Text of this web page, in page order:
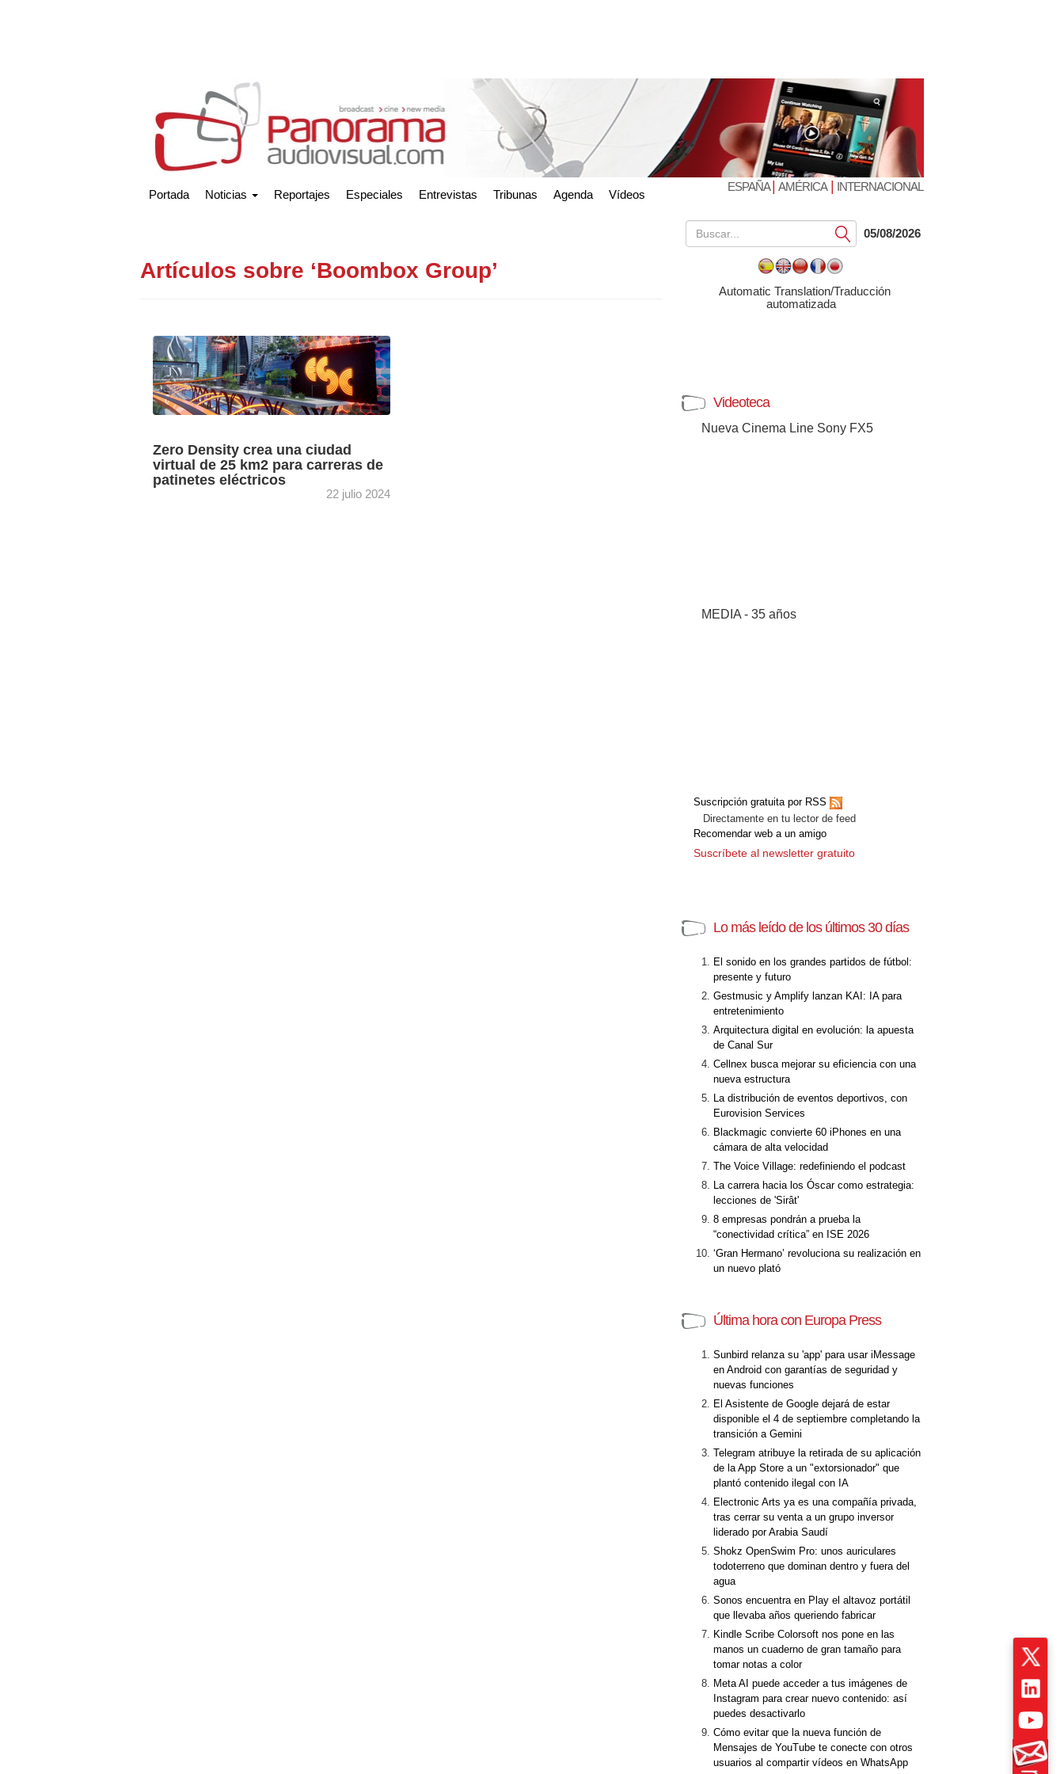
Portada Noticias Reportajes Especiales Entrevistas Tribunas Agenda Vídeos
ESPAÑA| AMÉRICA| INTERNACIONAL
Artículos sobre ‘Boombox Group’
Zero Density crea una ciudad
virtual de 25 km2 para carreras de
patinetes eléctricos
22 julio 2024
Submit05/08/2026
Automatic Translation/Traducción
automatizada
Videoteca
Nueva Cinema Line Sony FX5
MEDIA - 35 años
Suscripción gratuita por RSS
Directamente en tu lector de feed
Recomendar web a un amigo
Suscríbete al newsletter gratuito
Lo más leído de los últimos 30 días
El sonido en los grandes partidos de fútbol:
presente y futuro
Gestmusic y Amplify lanzan KAI: IA para
entretenimiento
Arquitectura digital en evolución: la apuesta
de Canal Sur
Cellnex busca mejorar su eficiencia con una
nueva estructura
La distribución de eventos deportivos, con
Eurovision Services
Blackmagic convierte 60 iPhones en una
cámara de alta velocidad
The Voice Village: redefiniendo el podcast
La carrera hacia los Óscar como estrategia:
lecciones de 'Sirât'
8 empresas pondrán a prueba la
“conectividad crítica” en ISE 2026
‘Gran Hermano’ revoluciona su realización en
un nuevo plató
Última hora con Europa Press
Sunbird relanza su 'app' para usar iMessage
en Android con garantías de seguridad y
nuevas funciones
El Asistente de Google dejará de estar
disponible el 4 de septiembre completando la
transición a Gemini
Telegram atribuye la retirada de su aplicación
de la App Store a un "extorsionador" que
plantó contenido ilegal con IA
Electronic Arts ya es una compañía privada,
tras cerrar su venta a un grupo inversor
liderado por Arabia Saudí
Shokz OpenSwim Pro: unos auriculares
todoterreno que dominan dentro y fuera del
agua
Sonos encuentra en Play el altavoz portátil
que llevaba años queriendo fabricar
Kindle Scribe Colorsoft nos pone en las
manos un cuaderno de gran tamaño para
tomar notas a color
Meta AI puede acceder a tus imágenes de
Instagram para crear nuevo contenido: así
puedes desactivarlo
Cómo evitar que la nueva función de
Mensajes de YouTube te conecte con otros
usuarios al compartir vídeos en WhatsApp